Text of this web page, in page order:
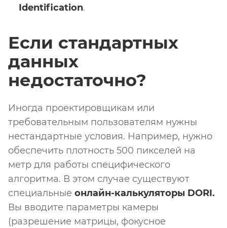
Identification.
Если стандартных
данных
недостаточно?
Иногда проектировщикам или
требовательным пользователям нужны
нестандартные условия. Например, нужно
обеспечить плотность 500 пикселей на
метр для работы специфического
алгоритма. В этом случае существуют
специальные онлайн-калькуляторы DORI.
Вы вводите параметры камеры
(разрешение матрицы, фокусное